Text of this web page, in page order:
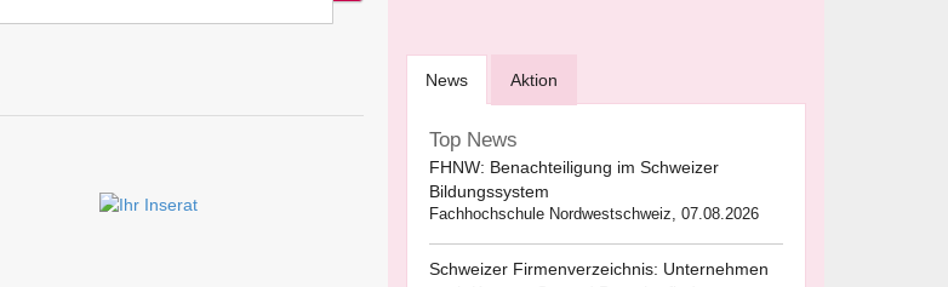
News Aktion
Top News
FHNW: Benachteiligung im Schweizer
Bildungssystem
Fachhochschule Nordwestschweiz, 07.08.2026
Schweizer Firmenverzeichnis: Unternehmen